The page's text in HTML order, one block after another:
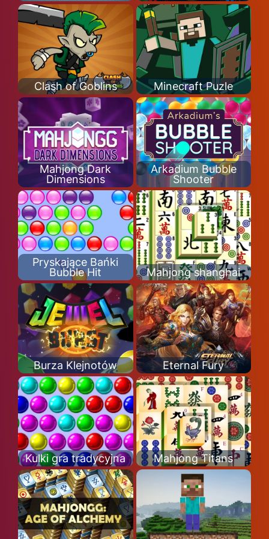
Clash of Goblins Minecraft Puzle
Mahjong Dark
Dimensions
Arkadium Bubble
Shooter
Pryskające Bańki
Bubble Hit
Mahjong shanghai
Burza Klejnotów Eternal Fury
Kulki gra tradycyjna Mahjong Titans